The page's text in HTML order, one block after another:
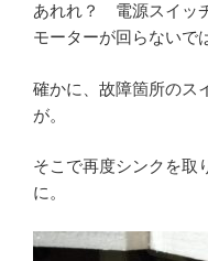
あれれ？ 電源スイッ
モーターが回らないで
確かに、故障箇所のス
が。
そこで再度シンクを取
に。